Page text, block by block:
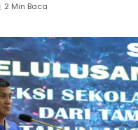
2 Min Baca